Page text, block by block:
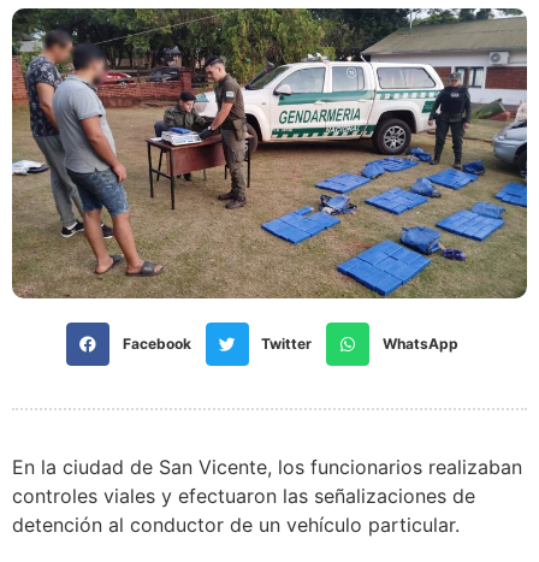
Facebook Twitter WhatsApp
En la ciudad de San Vicente, los funcionarios realizaban
controles viales y efectuaron las señalizaciones de
detención al conductor de un vehículo particular.